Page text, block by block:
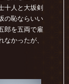
十人と大坂剣
の恥ならいい
郎を五両で雇
かったが、